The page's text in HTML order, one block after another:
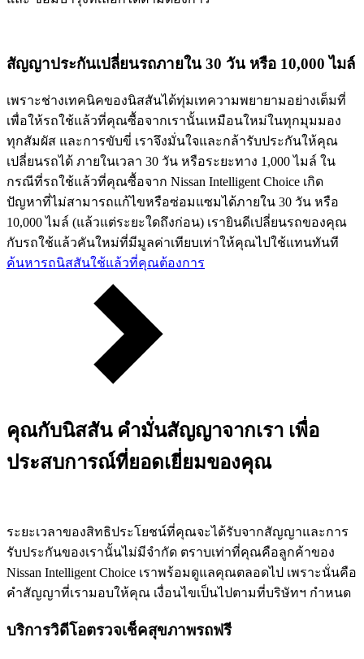
สัญญาประกันเปลี่ยนรถภายใน 30 วัน หรือ 10,000 ไมล์
เพราะช่างเทคนิคของนิสสันได้ทุ่มเทความพยายามอย่างเต็มที่
เพื่อให้รถใช้แล้วที่คุณซื้อจากเรานั้นเหมือนใหม่ในทุกมุมมอง
ทุกสัมผัส และการขับขี่ เราจึงมั่นใจและกล้ารับประกันให้คุณ
เปลี่ยนรถได้ ภายในเวลา 30 วัน หรือระยะทาง 1,000 ไมล์ ใน
กรณีที่รถใช้แล้วที่คุณซื้อจาก Nissan Intelligent Choice เกิด
ปัญหาที่ไม่สามารถแก้ไขหรือซ่อมแซมได้ภายใน 30 วัน หรือ
10,000 ไมล์ (แล้วแต่ระยะใดถึงก่อน) เรายินดีเปลี่ยนรถของคุณ
กับรถใช้แล้วคันใหม่ที่มีมูลค่าเทียบเท่าให้คุณไปใช้แทนทันที
ค้นหารถนิสสันใช้แล้วที่คุณต้องการ
คุณกับนิสสัน คำมั่นสัญญาจากเรา เพื่อ
ประสบการณ์ที่ยอดเยี่ยมของคุณ
ระยะเวลาของสิทธิประโยชน์ที่คุณจะได้รับจากสัญญาและการ
รับประกันของเรานั้นไม่มีจำกัด ตราบเท่าที่คุณคือลูกค้าของ
Nissan Intelligent Choice เราพร้อมดูแลคุณตลอดไป เพราะนั่นคือ
คำสัญญาที่เรามอบให้คุณ เงื่อนไขเป็นไปตามที่บริษัทฯ กำหนด
บริการวิดีโอตรวจเช็คสุขภาพรถฟรี